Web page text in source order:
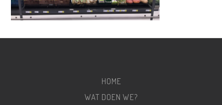
HOME
WAT DOEN WE?